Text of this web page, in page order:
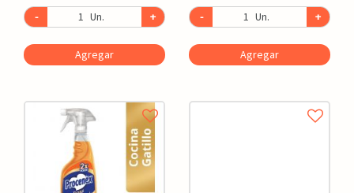
- Un. +
Agregar
- Un. +
Agregar